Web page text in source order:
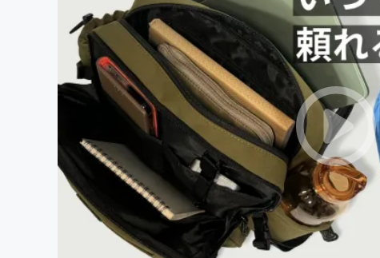
テクノロジー・ガジェット
映像・映画
ビジネス・起業
まちづくり・地域活性化